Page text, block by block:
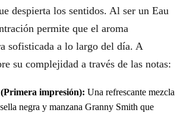
despierta los sentidos. Al ser un Eau
permite que el aroma
sofisticada a lo largo del día. A
su complejidad a través de las notas:
impresión): Una refrescante mezcla
negra y manzana Granny Smith que